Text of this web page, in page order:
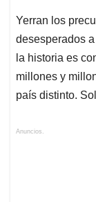
Yerran los
desesperados
la historia es
millones y
país distinto.
Anuncios.